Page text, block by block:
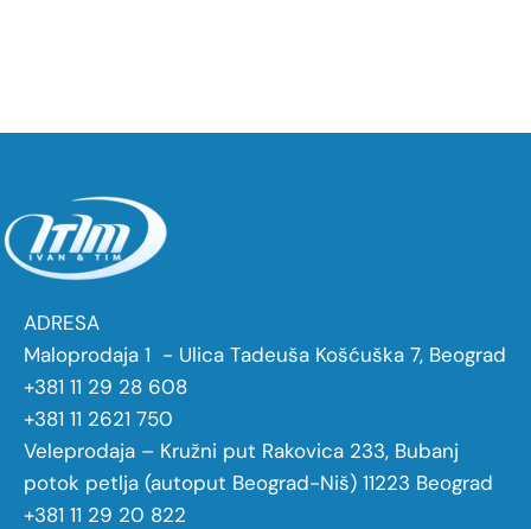
ADRESA
Maloprodaja 1 - Ulica Tadeuša Košćuška 7, Beograd
+381 11 29 28 608
+381 11 2621 750
Veleprodaja – Kružni put Rakovica 233, Bubanj
potok petlja (autoput Beograd-Niš) 11223 Beograd
+381 11 29 20 822